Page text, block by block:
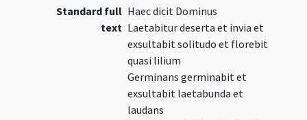
Standard full
text
Haec dicit Dominus
Laetabitur deserta et invia et
exsultabit solitudo et florebit
quasi lilium
Germinans germinabit et
exsultabit laetabunda et
laudans